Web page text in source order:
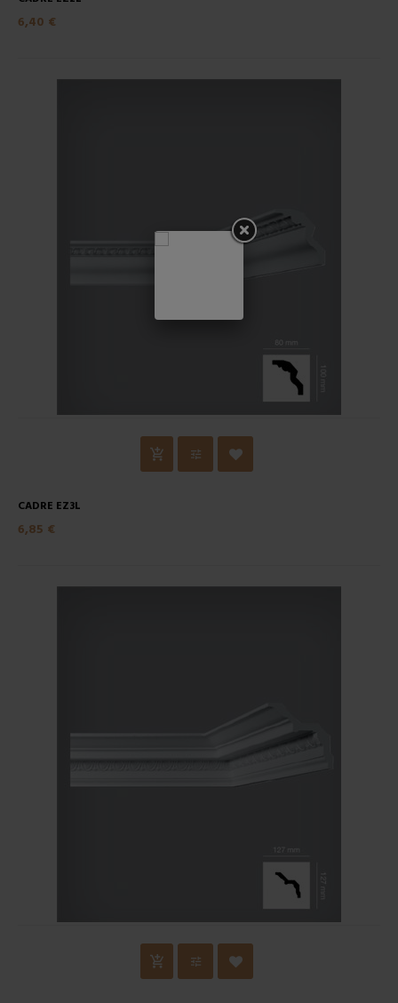
6,40 €
CADRE EZ3L
6,85 €